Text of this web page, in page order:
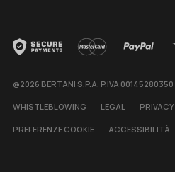
@2026 BERTANI S.P.A. P.IVA 00145280350
WHISTLEBLOWING LEGAL PRIVACY
PREFERENZE COOKIE ACCESSIBILITÀ